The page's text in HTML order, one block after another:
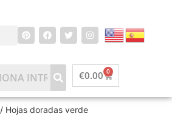
€0.00 0
/ Hojas doradas verde